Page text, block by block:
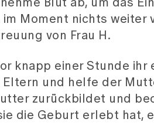
Blut ab, um das
im Moment nichts weiter
von Frau H.
knapp einer Stunde
und helfe der
zurückbildet und
die Geburt erlebt hat,